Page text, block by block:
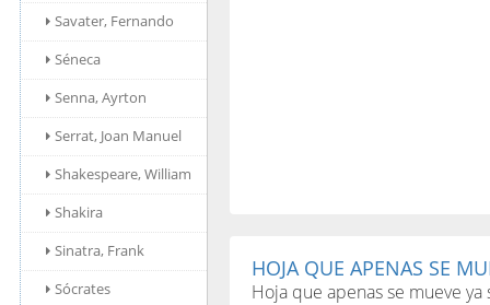
Savater, Fernando
Séneca
Senna, Ayrton
Serrat, Joan Manuel
Shakespeare, William
Shakira
Sinatra, Frank
Sócrates
HOJA QUE APENAS SE
Hoja que apenas se mueve